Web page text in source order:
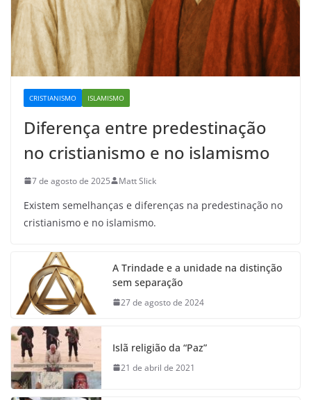
CRISTIANISMO ISLAMISMO
Diferença entre predestinação
no cristianismo e no islamismo
7 de agosto de 2025 Matt Slick
Existem semelhanças e diferenças na predestinação no
cristianismo e no islamismo.
A Trindade e a unidade na distinção
sem separação
27 de agosto de 2024
Islã religião da “Paz”
21 de abril de 2021